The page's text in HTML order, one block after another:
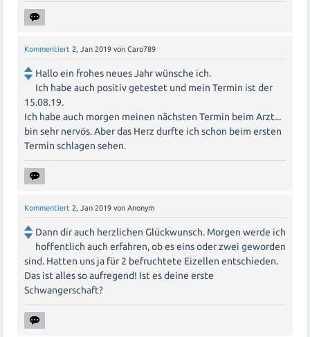
Kommentiert 2, Jan 2019 von Caro789
Hallo ein frohes neues Jahr wünsche ich.
Ich habe auch positiv getestet und mein Termin ist der
15.08.19.
Ich habe auch morgen meinen nächsten Termin beim Arzt...
bin sehr nervös. Aber das Herz durfte ich schon beim ersten
Termin schlagen sehen.
Kommentiert 2, Jan 2019 von Anonym
Dann dir auch herzlichen Glückwunsch. Morgen werde ich
hoffentlich auch erfahren, ob es eins oder zwei geworden
sind. Hatten uns ja für 2 befruchtete Eizellen entschieden.
Das ist alles so aufregend! Ist es deine erste
Schwangerschaft?